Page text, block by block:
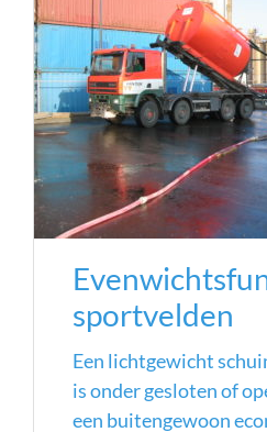
sportvelden
Een lichtgewicht
is onder gesloten of
een buitengewoon